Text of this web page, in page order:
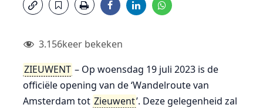
3.156keer bekeken
ZIEUWENT – Op woensdag 19 juli 2023 is de
officiële opening van de ‘Wandelroute van
Amsterdam tot Zieuwent’. Deze gelegenheid zal